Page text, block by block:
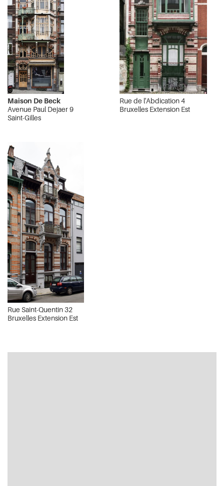
Maison De Beck
Avenue Paul Dejaer 9
Saint-Gilles
Rue de l'Abdication 4
Bruxelles Extension Est
Rue Saint-Quentin 32
Bruxelles Extension Est